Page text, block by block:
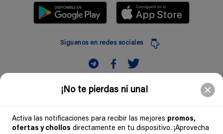
¡No te pierdas ni una!
Activa las notificaciones para recibir las mejores promos,
ofertas y chollos directamente en tu dispositivo. ¡Aprovecha
Siguenos en redes sociales
Suscribir
Comunidad